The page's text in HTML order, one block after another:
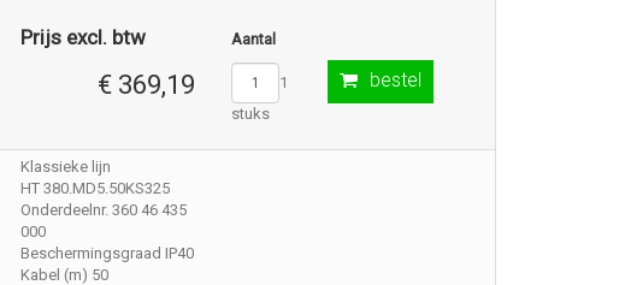
Prijs excl. btw
€ 369,19
Aantal
1
stuks
bestel
Klassieke lijn
HT 380.MD5.50KS325
Onderdeelnr. 360 46 435
000
Beschermingsgraad IP40
Kabel (m) 50